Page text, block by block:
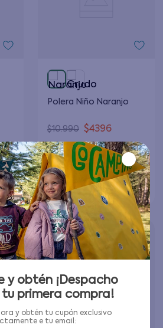
Polera Niño Naranjo
$10.990 $4396
Elige tu talla
Agregar al carrito
y obtén ¡Despacho
primera compra!
y obtén tu cupón exclusivo
e tu email: